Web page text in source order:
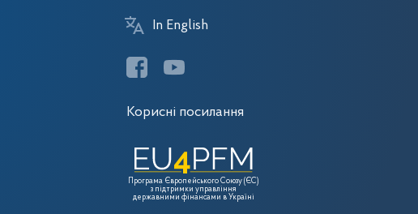
In English
Корисні посилання
Програма Європейського Союзу (ЄС)
з підтримки управління
державними фінансами в Україні